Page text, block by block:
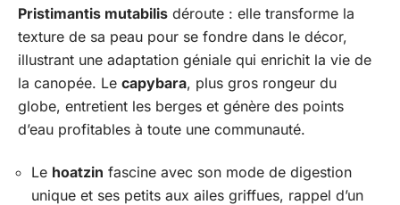
Pristimantis mutabilis déroute : elle transforme la
texture de sa peau pour se fondre dans le décor,
illustrant une adaptation géniale qui enrichit la vie de
la canopée. Le capybara, plus gros rongeur du
globe, entretient les berges et génère des points
d’eau profitables à toute une communauté.
Le hoatzin fascine avec son mode de digestion
unique et ses petits aux ailes griffues, rappel d’un